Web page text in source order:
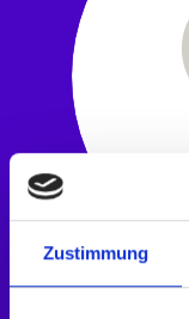
Zustimmung